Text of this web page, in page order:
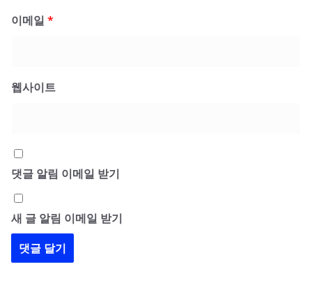
이메일 *
웹사이트
댓글 알림 이메일 받기
새 글 알림 이메일 받기